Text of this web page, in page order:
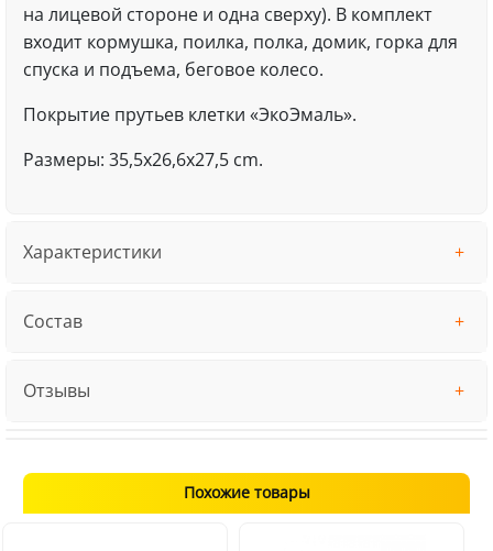
на лицевой стороне и одна сверху). В комплект
входит кормушка, поилка, полка, домик, горка для
спуска и подъема, беговое колесо.
Покрытие прутьев клетки «ЭкоЭмаль».
Размеры: 35,5x26,6x27,5 cm.
Характеристики
Состав
Отзывы
Похожие товары